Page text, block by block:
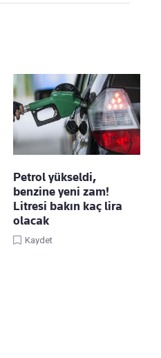
Petrol yükseldi,
benzine yeni zam!
Litresi bakın kaç lira
olacak
Kaydet